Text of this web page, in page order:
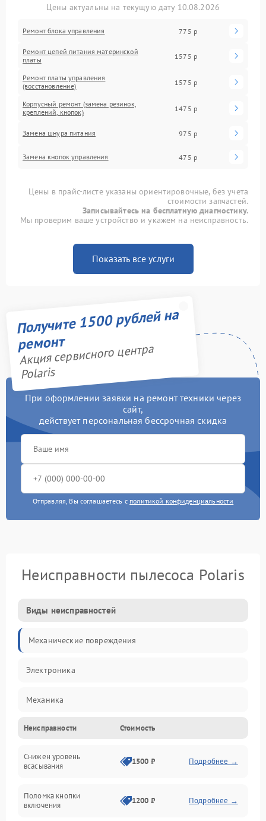
Цены актуальны на текущую дату 10.08.2026
Ремонт блока управления 775 р
Ремонт цепей питания материнской
платы
1575 р
Ремонт платы управления
(восстановление)
1575 р
Корпусный ремонт (замена резинок,
креплений, кнопок)
1475 р
Замена шнура питания 975 р
Замена кнопок управления 475 р
Цены в прайс-листе указаны ориентировочные, без учета
стоимости запчастей.
Записывайтесь на бесплатную диагностику.
Мы проверим ваше устройство и укажем на неисправность.
Показать все услуги
Получите 1500 рублей на
ремонт
Акция сервисного центра
Polaris
При оформлении заявки на ремонт техники через
сайт,
действует персональная бессрочная скидка
Отправляя, Вы соглашаетесь с политикой конфиденциальности
Неисправности пылесоса Polaris
Виды неисправностей
Механические повреждения
Электроника
Механика
Электропитание
Всасывание
Неисправности Стоимость
Снижен уровень
всасывания
1500 ₽ Подробнее →
Поломка кнопки
включения
1200 ₽ Подробнее →